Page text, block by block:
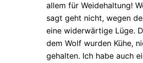
allem für Weidehaltung!
sagt geht nicht, wegen
eine widerwärtige Lüge.
dem Wolf wurden Kühe,
gehalten. Ich habe auch